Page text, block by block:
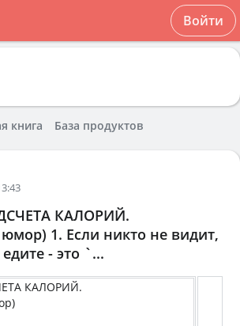
Войти
книга База продуктов
КАЛОРИЙ.
1. Если никто не видит,
- это `...
КАЛОРИЙ.